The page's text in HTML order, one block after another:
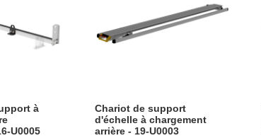
à
U0005
Chariot de support
d'échelle à chargement
arrière - 19-U0003